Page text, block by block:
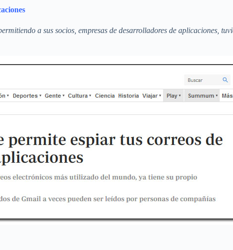
a sus socios, empresas de desarrolladores de aplicaciones,